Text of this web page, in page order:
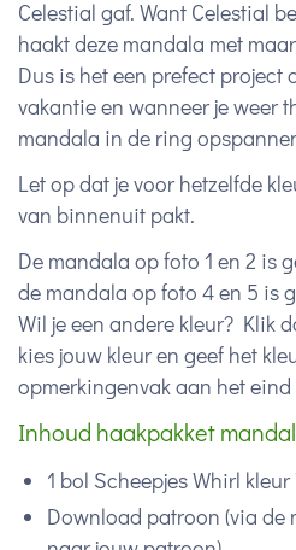
Celestial gaf. Want Celestial
haakt deze mandala met
Dus is het een prefect project
vakantie en wanneer je weer
mandala in de ring
Let op dat je voor hetzelfde
van binnenuit pakt.
De mandala op foto 1 en 2 is
de mandala op foto 4 en 5 is
Wil je een andere kleur? Klik
kies jouw kleur en geef het
opmerkingenvak aan het
Inhoud haakpakket
1 bol Scheepjes Whirl
Download patroon (via de